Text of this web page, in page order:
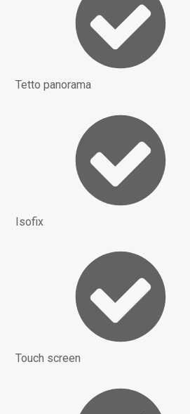
Tetto panorama
Isofix
Touch screen